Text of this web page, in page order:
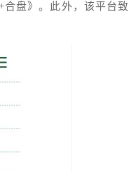
盘》。此外，该平台致